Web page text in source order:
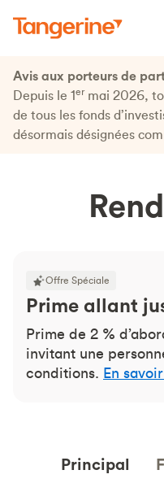
Avis aux porteurs de
Depuis le 1ermai 2026,
de tous les fonds
désormais désignées
Offre Spéciale
Prime allant
Prime de 2 %
invitant une
conditions. En
Principal